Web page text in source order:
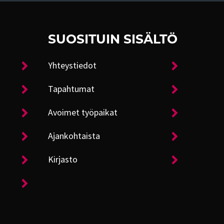
SUOSITUIN SISÄLTÖ
Yhteystiedot
Tapahtumat
Avoimet työpaikat
Ajankohtaista
Kirjasto